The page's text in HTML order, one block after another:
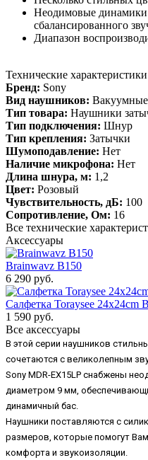
Неодимовые
сбалансированного
Диапазон
Технические характеристики
Бренд: Sony
Вид наушников: Вакуумные
Тип товара: Наушники
Тип подключения: Шнур
Тип крепления: Затычки
Шумоподавление: Нет
Наличие микрофона: Нет
Длина шнура, м: 1,2
Цвет: Розовый
Чувствительность, дБ: 100
Сопротивление, Ом: 16
Все технические
Аксессуары
Brainwavz B150
6 290 руб.
Салфетка Toraysee 24x24cm
1 590 руб.
Все аксессуары
В этой серии наушников
сочетаются с великолепным
Sony MDR-EX15LP снабжены
диаметром 9 мм,
динамичный бас.
Наушники поставляются с
размеров, которые помогут
комфорта и звукоизоляции.